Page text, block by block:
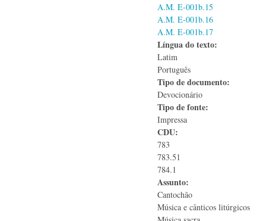
A.M. E-001b.15
A.M. E-001b.16
A.M. E-001b.17
Língua do texto:
Latim
Português
Tipo de documento:
Devocionário
Tipo de fonte:
Impressa
CDU:
783
783.51
784.1
Assunto:
Cantochão
Música e cânticos litúrgicos